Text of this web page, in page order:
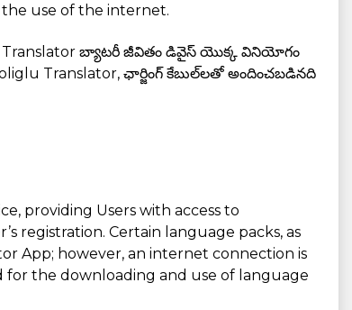
use of the internet.
Translator బ్యాటరీ జీవితం డివైస్ యొక్క వినియోగం
Translator, ఛార్జింగ్ కేబుల్‌లతో అందించబడినది
providing Users with access to
registration. Certain language packs, as
App; however, an internet connection is
the downloading and use of language